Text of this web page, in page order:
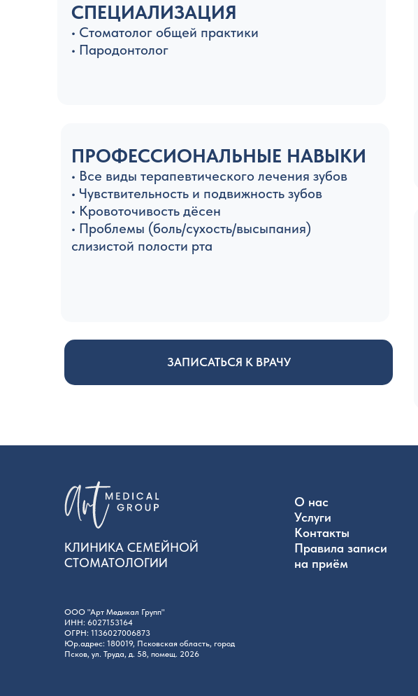
СПЕЦИАЛИЗАЦИЯ
• Стоматолог общей практики
• Пародонтолог
ПРОФЕССИОНАЛЬНЫЕ НАВЫКИ
• Все виды терапевтического лечения зубов
• Чувствительность и подвижность зубов
• Кровоточивость дёсен
• Проблемы (боль/сухость/высыпания)
слизистой полости рта
ЗАПИСАТЬСЯ К ВРАЧУ
КЛИНИКА СЕМЕЙНОЙ
СТОМАТОЛОГИИ
ООО "Арт Медикал Групп"
ИНН: 6027153164
ОГРН: 1136027006873
Юр.адрес: 180019, Псковская область, город
Псков, ул. Труда, д. 58, помещ. 2026
О нас
Услуги
Контакты
Правила записи
на приём